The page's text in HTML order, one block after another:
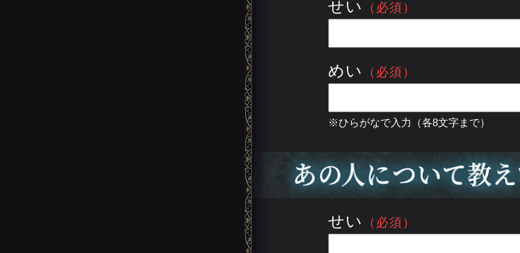
せい （必須）
めい （必須）
※ひらがなで入力（各8文字まで）
せい （必須）